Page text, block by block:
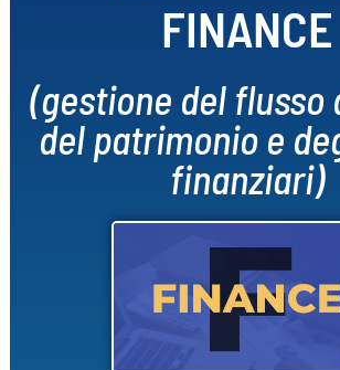
FINANCE
(gestione del flusso
del patrimonio e
finanziari)